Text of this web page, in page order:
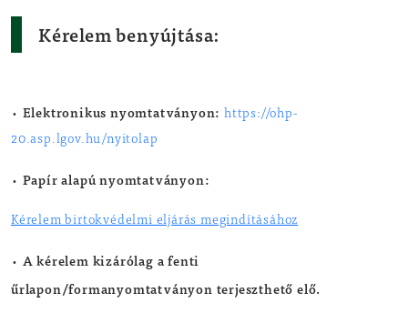
Kérelem benyújtása:
• Elektronikus nyomtatványon: https://ohp-
20.asp.lgov.hu/nyitolap
• Papír alapú nyomtatványon:
Kérelem birtokvédelmi eljárás megindításához
• A kérelem kizárólag a fenti
űrlapon/formanyomtatványon terjeszthető elő.